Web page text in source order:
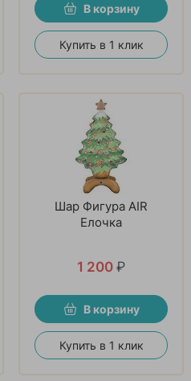
В корзину
Купить в 1 клик
Шар Фигура AIR
Елочка
1 200 ₽
В корзину
Купить в 1 клик